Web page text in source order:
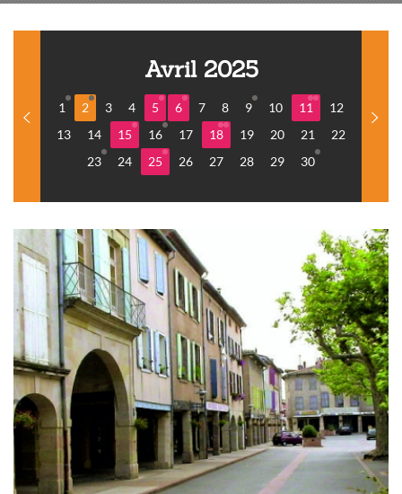
Avril 2025
1 2 3 4 5 6 7 8 9 10 11
12
13
14 15 16 17 18 19 20 21
22
23
24 25 26 27 28 29 30